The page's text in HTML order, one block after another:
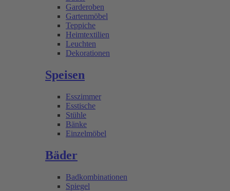
Garderoben
Gartenmöbel
Teppiche
Heimtextilien
Leuchten
Dekorationen
Speisen
Esszimmer
Esstische
Stühle
Bänke
Einzelmöbel
Bäder
Badkombinationen
Spiegel